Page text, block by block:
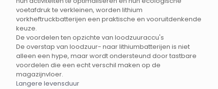
voetafdruk te verkleinen, worden lithium
vorkheftruckbatterijen een praktische en vooruitdenkende
keuze.
De voordelen ten opzichte van loodzuuraccu's
De overstap van loodzuur- naar lithiumbatterijen is niet
alleen een hype, maar wordt ondersteund door tastbare
voordelen die een echt verschil maken op de
magazijnvloer.
Langere levensduur